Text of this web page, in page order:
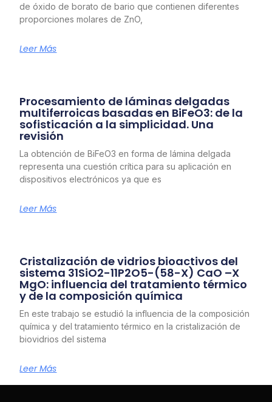
de óxido de borato de bario que contienen diferentes
proporciones molares de ZnO,
Leer Más
Procesamiento de láminas delgadas
multiferroicas basadas en BiFeO3: de la
sofisticación a la simplicidad. Una
revisión
La obtención de BiFeO3 en forma de lámina delgada
representa una cuestión crítica para su aplicación en
dispositivos electrónicos ya que es
Leer Más
Cristalización de vidrios bioactivos del
sistema 31SiO2-11P2O5-(58-X) CaO –X
MgO: influencia del tratamiento térmico
y de la composición química
En este trabajo se estudió la influencia de la composición
química y del tratamiento térmico en la cristalización de
biovidrios del sistema
Leer Más